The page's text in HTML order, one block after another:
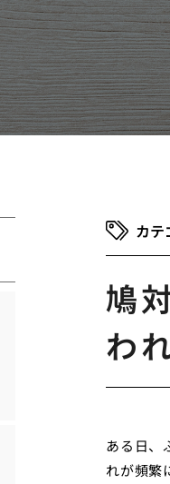
鳩
わ
ある日、
れが頻繁